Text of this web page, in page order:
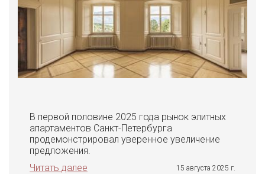
В первой половине 2025 года рынок элитных
апартаментов Санкт-Петербурга
продемонстрировал уверенное увеличение
предложения.
Читать далее
15 августа 2025 г.